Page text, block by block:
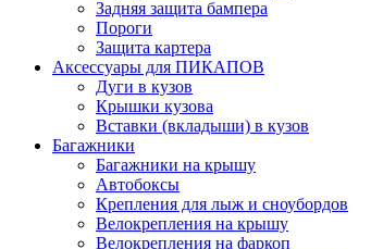
Задняя защита бампера
Пороги
Защита картера
Аксессуары для ПИКАПОВ
Дуги в кузов
Крышки кузова
Вставки (вкладыши) в кузов
Багажники
Багажники на крышу
Автобоксы
Крепления для лыж и сноубордов
Велокрепления на крышу
Велокрепления на фаркоп